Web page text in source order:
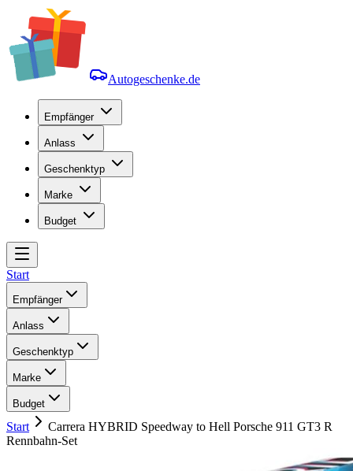
Autogeschenke.de
Empfänger
Anlass
Geschenktyp
Marke
Budget
Start
Empfänger
Anlass
Geschenktyp
Marke
Budget
Start
Carrera HYBRID Speedway to Hell Porsche 911 GT3 R
Rennbahn-Set